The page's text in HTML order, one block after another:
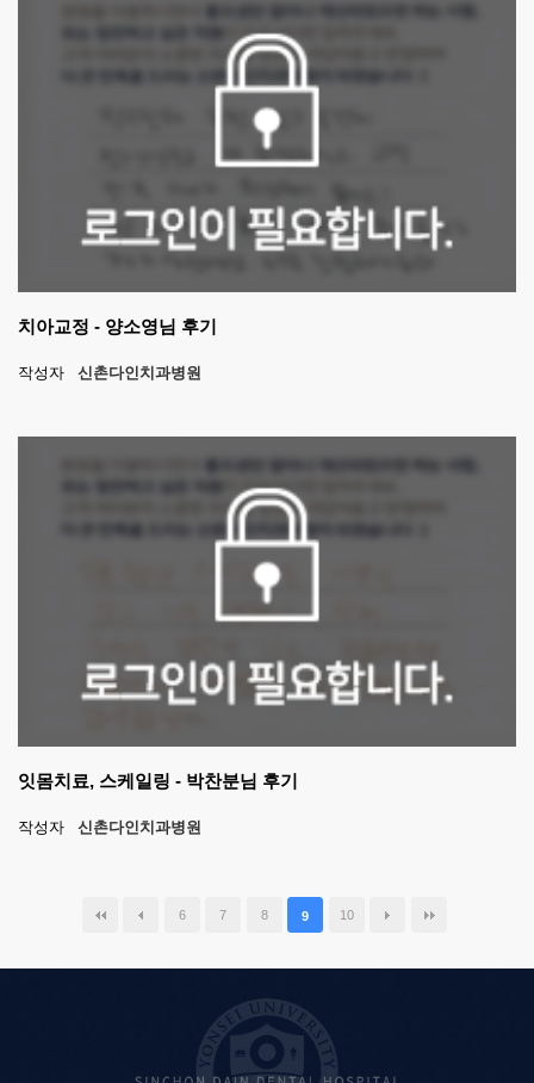
치아교정 - 양소영님 후기
작성자 신촌다인치과병원
잇몸치료, 스케일링 - 박찬분님 후기
작성자 신촌다인치과병원
6 7 8 9 10